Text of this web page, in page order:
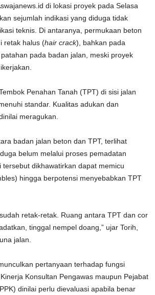
di lokasi proyek pada Selasa
sejumlah indikasi yang diduga tidak
teknis. Di antaranya, permukaan beton
retak halus (hair crack), bahkan pada
pada badan jalan, meski proyek
Penahan Tanah (TPT) di sisi jalan
standar. Kualitas adukan dan
meragukan.
badan jalan beton dan TPT, terlihat
belum melalui proses pemadatan
tersebut dikhawatirkan dapat memicu
hingga berpotensi menyebabkan TPT
retak-retak. Ruang antara TPT dan cor
tinggal nempel doang,” ujar Torih,
jalan.
pertanyaan terhadap fungsi
Konsultan Pengawas maupun Pejabat
dinilai perlu dievaluasi apabila benar